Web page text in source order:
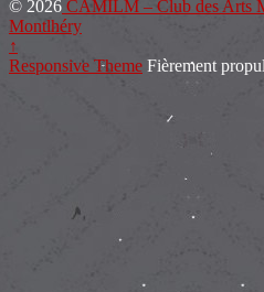
© 2026 CAMILM – Club des Arts
Montlhéry
↑
Responsive Theme Fièrement